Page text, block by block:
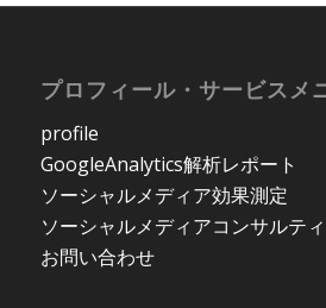
プロフィール・サービスメ
profile
GoogleAnalytics解析レポート
ソーシャルメディア効果測定
ソーシャルメディアコンサルテ
お問い合わせ